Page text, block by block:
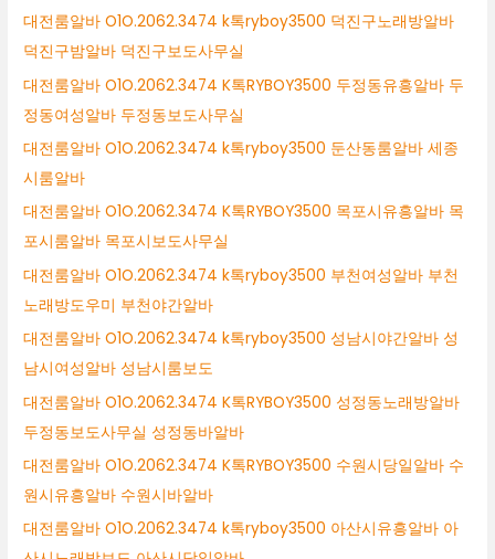
대전룸알바 O1O.2062.3474 k톡ryboy3500 덕진구노래방알바
덕진구밤알바 덕진구보도사무실
대전룸알바 O1O.2062.3474 K톡RYBOY3500 두정동유흥알바 두
정동여성알바 두정동보도사무실
대전룸알바 O1O.2062.3474 k톡ryboy3500 둔산동룸알바 세종
시룸알바
대전룸알바 O1O.2062.3474 K톡RYBOY3500 목포시유흥알바 목
포시룸알바 목포시보도사무실
대전룸알바 O1O.2062.3474 k톡ryboy3500 부천여성알바 부천
노래방도우미 부천야간알바
대전룸알바 O1O.2062.3474 k톡ryboy3500 성남시야간알바 성
남시여성알바 성남시룸보도
대전룸알바 O1O.2062.3474 K톡RYBOY3500 성정동노래방알바
두정동보도사무실 성정동바알바
대전룸알바 O1O.2062.3474 K톡RYBOY3500 수원시당일알바 수
원시유흥알바 수원시바알바
대전룸알바 O1O.2062.3474 k톡ryboy3500 아산시유흥알바 아